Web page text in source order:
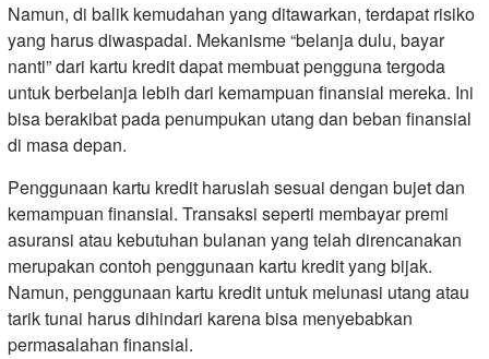
Namun, di balik kemudahan yang ditawarkan, terdapat risiko
yang harus diwaspadai. Mekanisme “belanja dulu, bayar
nanti” dari kartu kredit dapat membuat pengguna tergoda
untuk berbelanja lebih dari kemampuan finansial mereka. Ini
bisa berakibat pada penumpukan utang dan beban finansial
di masa depan.
Penggunaan kartu kredit haruslah sesuai dengan bujet dan
kemampuan finansial. Transaksi seperti membayar premi
asuransi atau kebutuhan bulanan yang telah direncanakan
merupakan contoh penggunaan kartu kredit yang bijak.
Namun, penggunaan kartu kredit untuk melunasi utang atau
tarik tunai harus dihindari karena bisa menyebabkan
permasalahan finansial.